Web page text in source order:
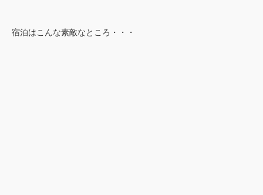
宿泊はこんな素敵なところ・・・